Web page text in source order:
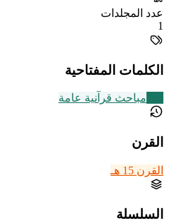
عدد المجلدات
1
الكلمات المفتاحية
مباحث قرآنية عامة
القرن
القرن 15 هـ
السلسلة